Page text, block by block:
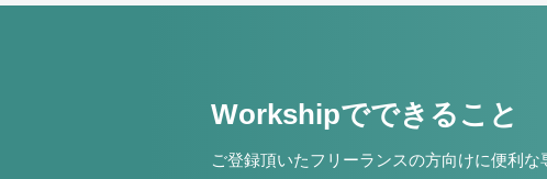
Workshipでできること
ご登録頂いたフリーランスの方向けに便利な